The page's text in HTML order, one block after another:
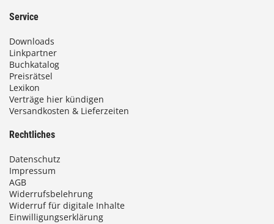
€
Service
Downloads
Linkpartner
Buchkatalog
Preisrätsel
Lexikon
Verträge hier kündigen
Versandkosten & Lieferzeiten
Rechtliches
Datenschutz
Impressum
AGB
Widerrufsbelehrung
Widerruf für digitale Inhalte
Einwilligungserklärung